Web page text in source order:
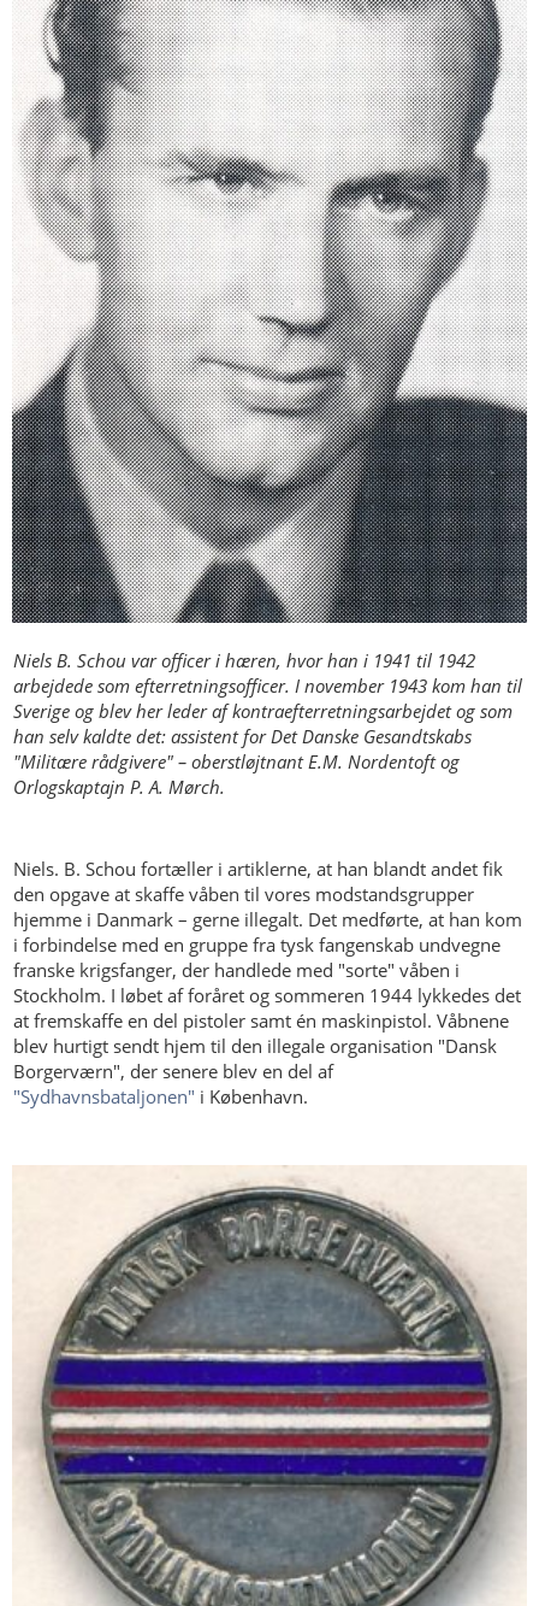
Niels B. Schou var officer i hæren, hvor han i 1941 til 1942
arbejdede som efterretningsofficer. I november 1943 kom han til
Sverige og blev her leder af kontraefterretningsarbejdet og som
han selv kaldte det: assistent for Det Danske Gesandtskabs
"Militære rådgivere" – oberstløjtnant E.M. Nordentoft og
Orlogskaptajn P. A. Mørch.
Niels. B. Schou fortæller i artiklerne, at han blandt andet fik
den opgave at skaffe våben til vores modstandsgrupper
hjemme i Danmark – gerne illegalt. Det medførte, at han kom
i forbindelse med en gruppe fra tysk fangenskab undvegne
franske krigsfanger, der handlede med "sorte" våben i
Stockholm. I løbet af foråret og sommeren 1944 lykkedes det
at fremskaffe en del pistoler samt én maskinpistol. Våbnene
blev hurtigt sendt hjem til den illegale organisation "Dansk
Borgerværn", der senere blev en del af
"Sydhavnsbataljonen" i København.